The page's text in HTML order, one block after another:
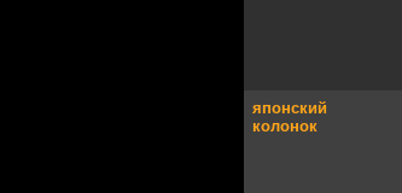
японский
колонок